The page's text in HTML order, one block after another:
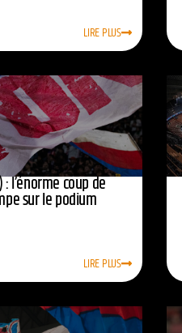
LIRE PLUS
: l’énorme coup de
sur le podium
LIRE PLUS